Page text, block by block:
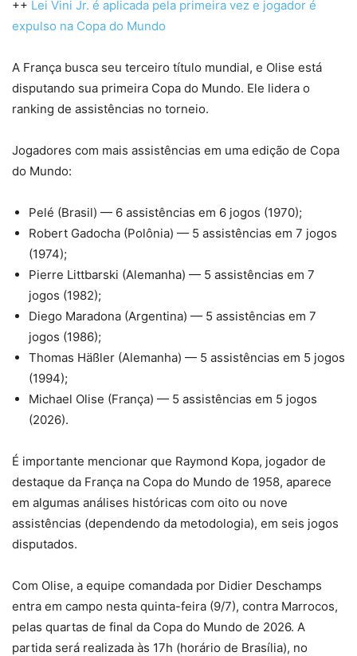
++ Lei Vini Jr. é aplicada pela primeira vez e jogador é
expulso na Copa do Mundo
A França busca seu terceiro título mundial, e Olise está
disputando sua primeira Copa do Mundo. Ele lidera o
ranking de assistências no torneio.
Jogadores com mais assistências em uma edição de Copa
do Mundo:
Pelé (Brasil) — 6 assistências em 6 jogos (1970);
Robert Gadocha (Polônia) — 5 assistências em 7 jogos
(1974);
Pierre Littbarski (Alemanha) — 5 assistências em 7
jogos (1982);
Diego Maradona (Argentina) — 5 assistências em 7
jogos (1986);
Thomas Häßler (Alemanha) — 5 assistências em 5 jogos
(1994);
Michael Olise (França) — 5 assistências em 5 jogos
(2026).
É importante mencionar que Raymond Kopa, jogador de
destaque da França na Copa do Mundo de 1958, aparece
em algumas análises históricas com oito ou nove
assistências (dependendo da metodologia), em seis jogos
disputados.
Com Olise, a equipe comandada por Didier Deschamps
entra em campo nesta quinta-feira (9/7), contra Marrocos,
pelas quartas de final da Copa do Mundo de 2026. A
partida será realizada às 17h (horário de Brasília), no